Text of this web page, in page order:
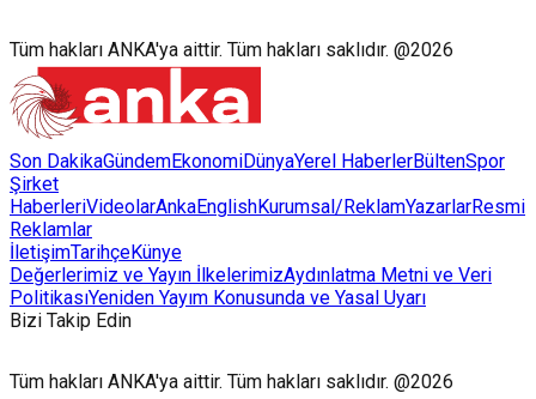
Tüm hakları ANKA'ya aittir. Tüm hakları saklıdır. @2026
Son DakikaGündemEkonomiDünyaYerel HaberlerBültenSpor
Şirket
HaberleriVideolarAnkaEnglishKurumsal/ReklamYazarlarResmi
Reklamlar
İletişimTarihçeKünye
Değerlerimiz ve Yayın İlkelerimizAydınlatma Metni ve Veri
PolitikasıYeniden Yayım Konusunda ve Yasal Uyarı
Bizi Takip Edin
Tüm hakları ANKA'ya aittir. Tüm hakları saklıdır. @2026